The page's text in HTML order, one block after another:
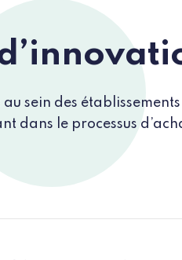
sein des
dans le processus